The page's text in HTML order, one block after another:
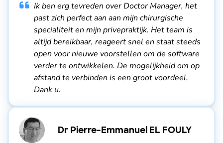
Ik ben erg tevreden over Doctor Manager, het
past zich perfect aan aan mijn chirurgische
specialiteit en mijn privepraktijk. Het team is
altijd bereikbaar, reageert snel en staat steeds
open voor nieuwe voorstellen om de software
verder te ontwikkelen. De mogelijkheid om op
afstand te verbinden is een groot voordeel.
Dank u.
Dr Pierre-Emmanuel EL FOULY